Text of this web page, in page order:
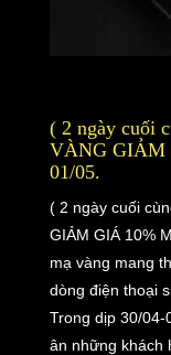
( 2 ngày cuối
VÀNG GIẢM
01/05.
( 2 ngày cuối
GIẢM GIÁ 10%
mạ vàng mang
dòng điện thoại
Trong dịp 30/04-
ân những khách